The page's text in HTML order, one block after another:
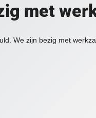
met
We zijn bezig met